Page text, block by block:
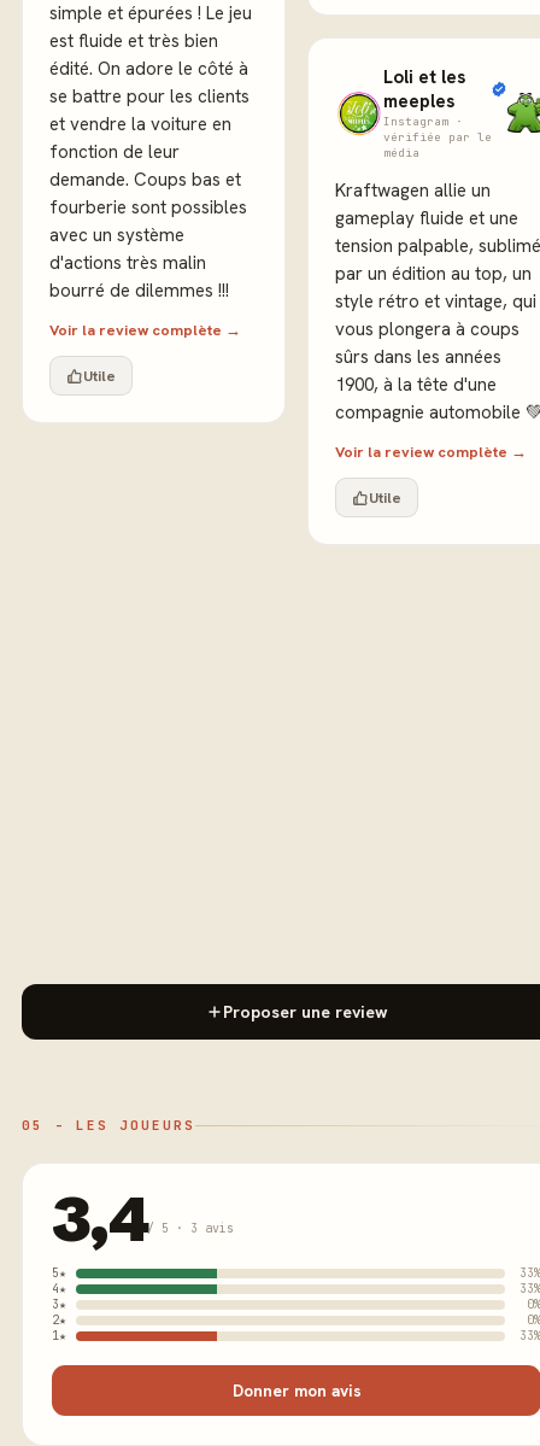
simple et épurées ! Le jeu
est fluide et très bien
édité. On adore le côté à
se battre pour les clients
et vendre la voiture en
fonction de leur
demande. Coups bas et
fourberie sont possibles
avec un système
d'actions très malin
bourré de dilemmes !!!
Voir la review complète →
Utile
Loli et les
meeples
Instagram ·
vérifiée par le
média
Kraftwagen allie un
gameplay fluide et une
tension palpable, sublimé
par un édition au top, un
style rétro et vintage, qui
vous plongera à coups
sûrs dans les années
1900, à la tête d'une
compagnie automobile
Voir la review complète →
Utile
Proposer une review
05 - LES JOUEURS
3,4/ 5 · 3 avis
5★
33%
4★
33%
3★
0%
2★
0%
1★
33%
Donner mon avis